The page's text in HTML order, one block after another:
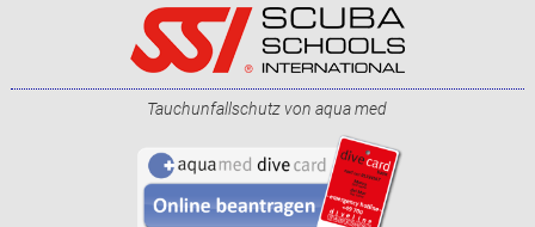
Tauchunfallschutz von aqua med